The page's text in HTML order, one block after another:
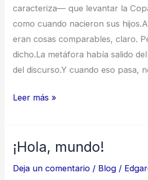
caracteriza— que levantar la
como cuando nacieron sus
eran cosas comparables, claro.
dicho.La metáfora había salido
del discurso.Y cuando eso pasa,
NO
NACIDO
:
Leer más »
¡Hola, mundo!
Deja un comentario / Blog /
¡Hola,